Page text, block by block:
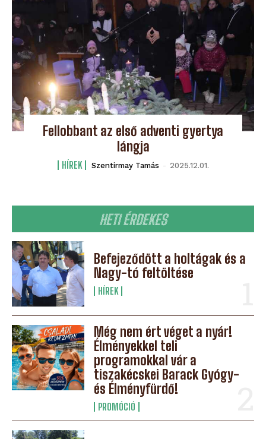
HETI ÉRDEKES
Befejeződött a holtágak és a
Nagy-tó feltöltése
HÍREK
Még nem ért véget a nyár!
Élményekkel teli
programokkal vár a
tiszakécskei Barack Gyógy-
és Élményfürdő!
PROMÓCIÓ
Fellobbant az első adventi gyertya
lángja
HÍREK Szentirmay Tamás - 2025.12.01.